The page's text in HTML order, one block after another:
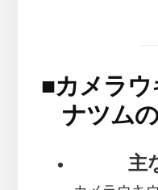
■カメラ
ナツム
主